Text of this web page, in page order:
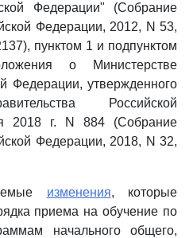
Федерации" (Собрание
Федерации, 2012, N 53,
пунктом 1 и подпунктом
о Министерстве
Федерации, утвержденного
Российской
2018 г. N 884 (Собрание
Федерации, 2018, N 32,
изменения, которые
приема на обучение по
начального общего,